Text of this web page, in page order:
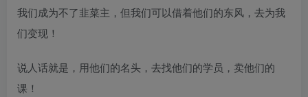
我们成为不了韭菜主，但我们可以借着他们的东风，去为我
们变现！
说人话就是，用他们的名头，去找他们的学员，卖他们的
课！